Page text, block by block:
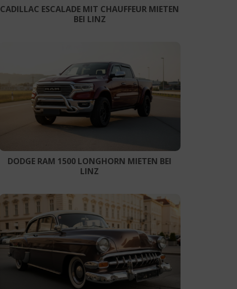
CADILLAC ESCALADE MIT CHAUFFEUR MIETEN
BEI LINZ
DODGE RAM 1500 LONGHORN MIETEN BEI
LINZ